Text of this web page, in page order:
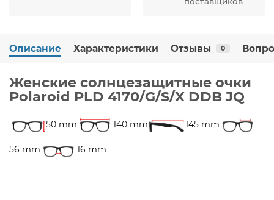
Описание Характеристики Отзывы 0
Женские солнцезащитные очки
Polaroid PLD 4170/G/S/X DDB JQ
50 mm 140 mm 145 mm
56 mm 16 mm